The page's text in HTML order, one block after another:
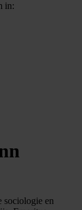
in:
sociologie en